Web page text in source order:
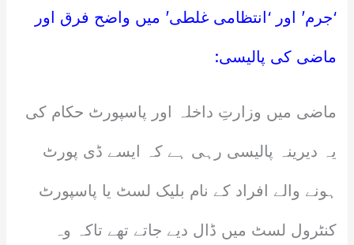
‘جرم’ اور ‘انتظامی غلطی’ میں واضح فرق اور
ماضی کی پالیسی:
ماضی میں وزارتِ داخلہ اور پاسپورٹ حکام کی
یہ دیرینہ پالیسی رہی ہے کہ ایسے ڈی پورٹ
ہونے والے افراد کے نام بلیک لسٹ یا پاسپورٹ
کنٹرول لسٹ میں ڈال دیے جاتے تھے تاکہ وہ